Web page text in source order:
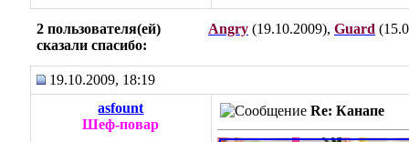
2 пользователя(ей)
сказали cпасибо:
Angry (19.10.2009), Guard
19.10.2009, 18:19
asfount
Шеф-повар
Re: Канапе